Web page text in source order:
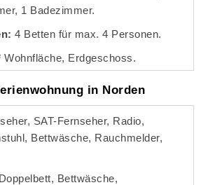
1 Badezimmer.
4 Betten für max. 4 Personen.
Wohnfläche, Erdgeschoss.
in Norden
SAT-Fernseher, Radio,
Bettwäsche, Rauchmelder,
Bettwäsche,